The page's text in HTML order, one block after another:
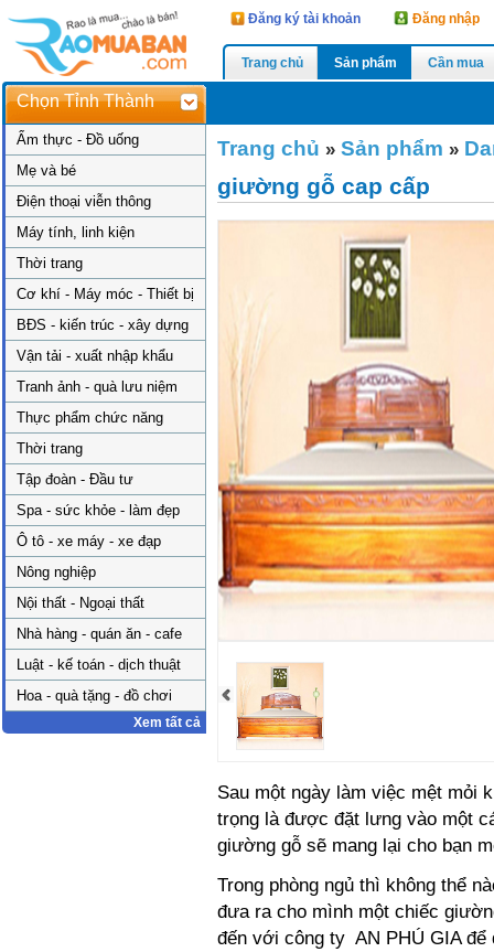
Đăng ký tài khoản Đăng nhập
Trang chủ Sản phẩm Cần mua
Chọn Tỉnh Thành
Ẩm thực - Đồ uống
Mẹ và bé
Điện thoại viễn thông
Máy tính, linh kiện
Thời trang
Cơ khí - Máy móc - Thiết bị
BĐS - kiến trúc - xây dựng
Vận tải - xuất nhập khẩu
Tranh ảnh - quà lưu niệm
Thực phẩm chức năng
Thời trang
Tập đoàn - Đầu tư
Spa - sức khỏe - làm đẹp
Ô tô - xe máy - xe đạp
Nông nghiệp
Nội thất - Ngoại thất
Nhà hàng - quán ăn - cafe
Luật - kế toán - dịch thuật
Hoa - quà tặng - đồ chơi
Xem tất cả
Trang chủ » Sản phẩm »
giường gỗ cap cấp
Sau một ngày làm việc mệt mỏi
trọng là được đặt lưng vào một
giường gỗ sẽ mang lại cho bạn
Trong phòng ngủ thì không thể
đưa ra cho mình một chiếc
đến với công ty AN PHÚ GIA